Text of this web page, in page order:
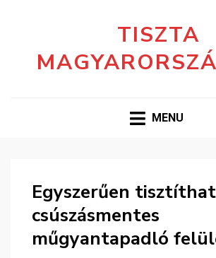
TISZTA
MENU
Egyszerűen
csúszásmentes
műgyantapadló